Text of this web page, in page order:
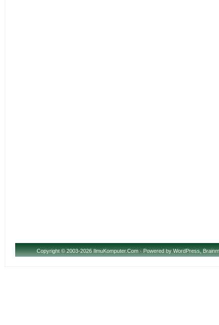
Copyright© 2003-2026 IlmuKomputer.Com · Powered byWordPress,